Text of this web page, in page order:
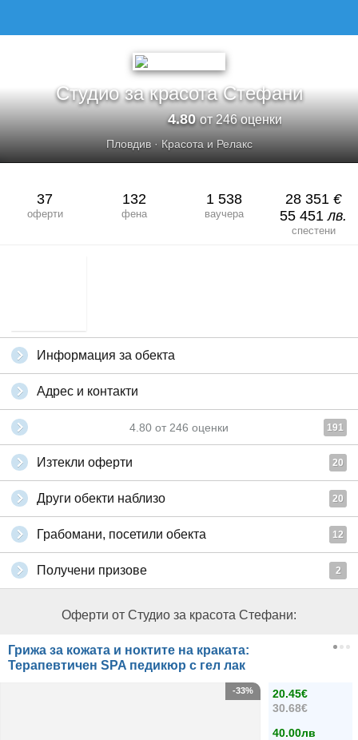
Студио за красота Стефани
4.80от 246 оценки
Пловдив· Красота и Релакс
37
оферти
132
фена
1 538
ваучера
28 351 €
55 451лв.
спестени
Информация за обекта
Адрес и контакти
4.80 от 246 оценки 191
Изтекли оферти 20
Други обекти наблизо 20
Грабомани, посетили обекта 12
Получени призове 2
Оферти от Студио за красота Стефани:
Грижа за кожата и ноктите на краката:
Терапевтичен SPA педикюр с гел лак
20.45€
30.68€
40.00лв
-33%